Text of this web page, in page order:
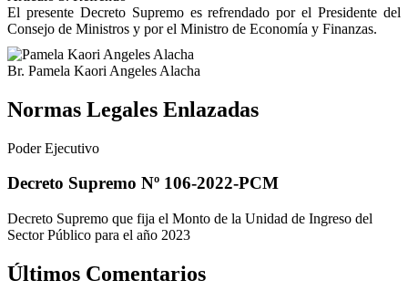
El presente Decreto Supremo es refrendado por el Presidente del
Consejo de Ministros y por el Ministro de Economía y Finanzas.
Br. Pamela Kaori Angeles Alacha
Normas Legales Enlazadas
Poder Ejecutivo
Decreto Supremo Nº 106-2022-PCM
Decreto Supremo que fija el Monto de la Unidad de Ingreso del
Sector Público para el año 2023
Últimos Comentarios